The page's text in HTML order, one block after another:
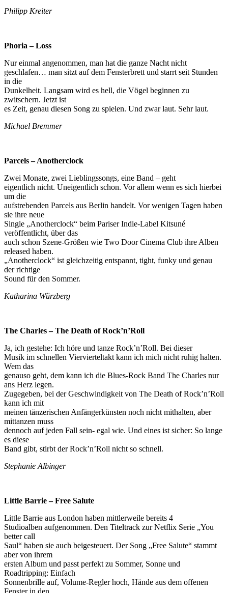
Philipp Kreiter
Phoria – Loss
Nur einmal angenommen, man hat die ganze Nacht nicht
geschlafen… man sitzt auf dem Fensterbrett und starrt seit Stunden
in die
Dunkelheit. Langsam wird es hell, die Vögel beginnen zu
zwitschern. Jetzt ist
es Zeit, genau diesen Song zu spielen. Und zwar laut. Sehr laut.
Michael Bremmer
Parcels – Anotherclock
Zwei Monate, zwei Lieblingssongs, eine Band – geht
eigentlich nicht. Uneigentlich schon. Vor allem wenn es sich hierbei
um die
aufstrebenden Parcels aus Berlin handelt. Vor wenigen Tagen haben
sie ihre neue
Single „Anotherclock“ beim Pariser Indie-Label Kitsuné
veröffentlicht, über das
auch schon Szene-Größen wie Two Door Cinema Club ihre Alben
released haben.
„Anotherclock“ ist gleichzeitig entspannt, tight, funky und genau
der richtige
Sound für den Sommer.
Katharina Würzberg
The Charles – The Death of Rock’n’Roll
Ja, ich gestehe: Ich höre und tanze Rock’n’Roll. Bei dieser
Musik im schnellen Viervierteltakt kann ich mich nicht ruhig halten.
Wem das
genauso geht, dem kann ich die Blues-Rock Band The Charles nur
ans Herz legen.
Zugegeben, bei der Geschwindigkeit von The Death of Rock’n’Roll
kann ich mit
meinen tänzerischen Anfängerkünsten noch nicht mithalten, aber
mittanzen muss
dennoch auf jeden Fall sein- egal wie. Und eines ist sicher: So lange
es diese
Band gibt, stirbt der Rock’n’Roll nicht so schnell.
Stephanie Albinger
Little Barrie – Free Salute
Little Barrie aus London haben mittlerweile bereits 4
Studioalben aufgenommen. Den Titeltrack zur Netflix Serie „You
better call
Saul“ haben sie auch beigesteuert. Der Song „Free Salute“ stammt
aber von ihrem
ersten Album und passt perfekt zu Sommer, Sonne und
Roadtripping: Einfach
Sonnenbrille auf, Volume-Regler hoch, Hände aus dem offenen
Fenster in den